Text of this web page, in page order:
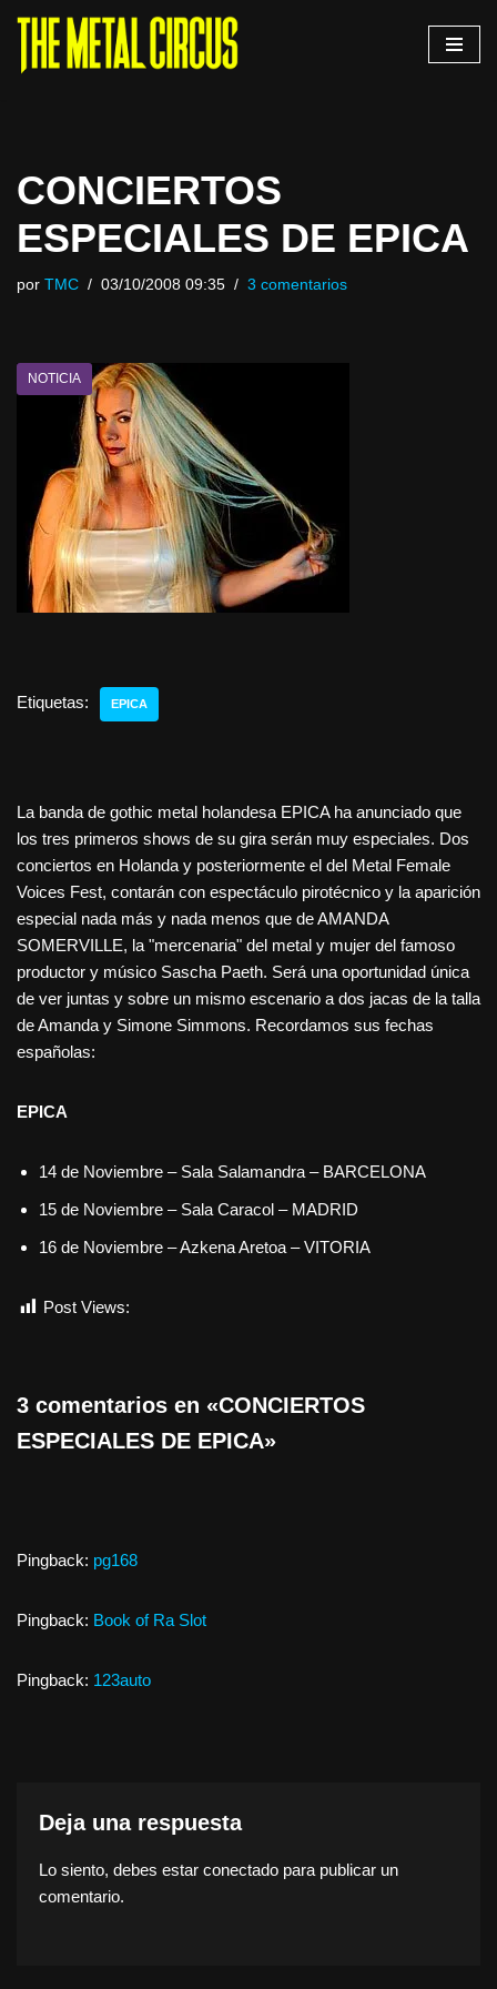
Saltar
CONCIERTOS
ESPECIALES DE EPICA
por TMC 03/10/2008 09:35 3 comentarios
NOTICIA
Etiquetas: EPICA
La banda de gothic metal holandesa EPICA ha anunciado que
los tres primeros shows de su gira serán muy especiales. Dos
conciertos en Holanda y posteriormente el del Metal Female
Voices Fest, contarán con espectáculo pirotécnico y la aparición
especial nada más y nada menos que de AMANDA
SOMERVILLE, la "mercenaria" del metal y mujer del famoso
productor y músico Sascha Paeth. Será una oportunidad única
de ver juntas y sobre un mismo escenario a dos jacas de la talla
de Amanda y Simone Simmons. Recordamos sus fechas
españolas:
EPICA
14 de Noviembre – Sala Salamandra – BARCELONA
15 de Noviembre – Sala Caracol – MADRID
16 de Noviembre – Azkena Aretoa – VITORIA
Post Views:
3 comentarios en «CONCIERTOS
ESPECIALES DE EPICA»
Pingback: pg168
Pingback: Book of Ra Slot
Pingback: 123auto
Deja una respuesta
Lo siento, debes estar conectado para publicar un
comentario.